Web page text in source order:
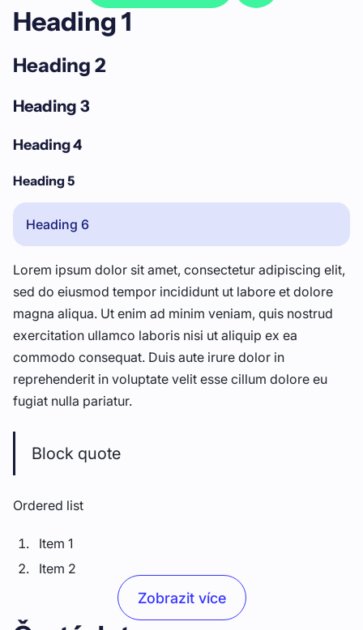
Heading 1
Heading 2
Heading 3
Heading 4
Heading 5
Heading 6
Lorem ipsum dolor sit amet, consectetur adipiscing elit,
sed do eiusmod tempor incididunt ut labore et dolore
magna aliqua. Ut enim ad minim veniam, quis nostrud
exercitation ullamco laboris nisi ut aliquip ex ea
commodo consequat. Duis aute irure dolor in
reprehenderit in voluptate velit esse cillum dolore eu
fugiat nulla pariatur.
Block quote
Ordered list
Item 1
Item 2
Zobrazit více